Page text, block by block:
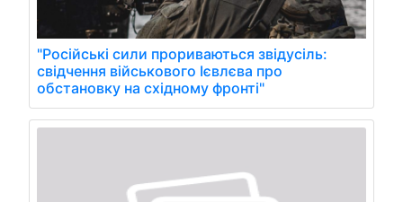
"Російські сили прориваються звідусіль:
свідчення військового Ієвлєва про
обстановку на східному фронті"